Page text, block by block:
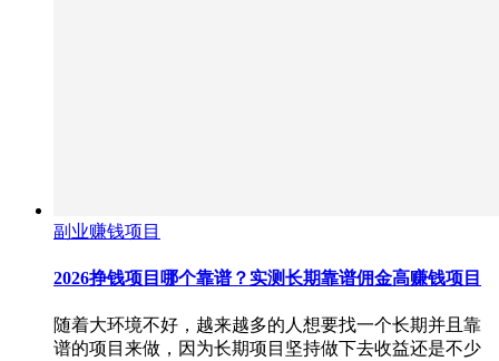
副业赚钱项目
2026挣钱项目哪个靠谱？实测长期靠谱佣金高赚钱项目
随着大环境不好，越来越多的人想要找一个长期并且靠
谱的项目来做，因为长期项目坚持做下去收益还是不少